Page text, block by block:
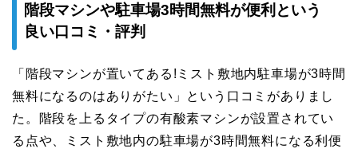
階段マシンや駐車場3時間無料が便利という
良い口コミ・評判
「階段マシンが置いてある!ミスト敷地内駐車場が3時間
無料になるのはありがたい」という口コミがありまし
た。階段を上るタイプの有酸素マシンが設置されてい
る点や、ミスト敷地内の駐車場が3時間無料になる利便